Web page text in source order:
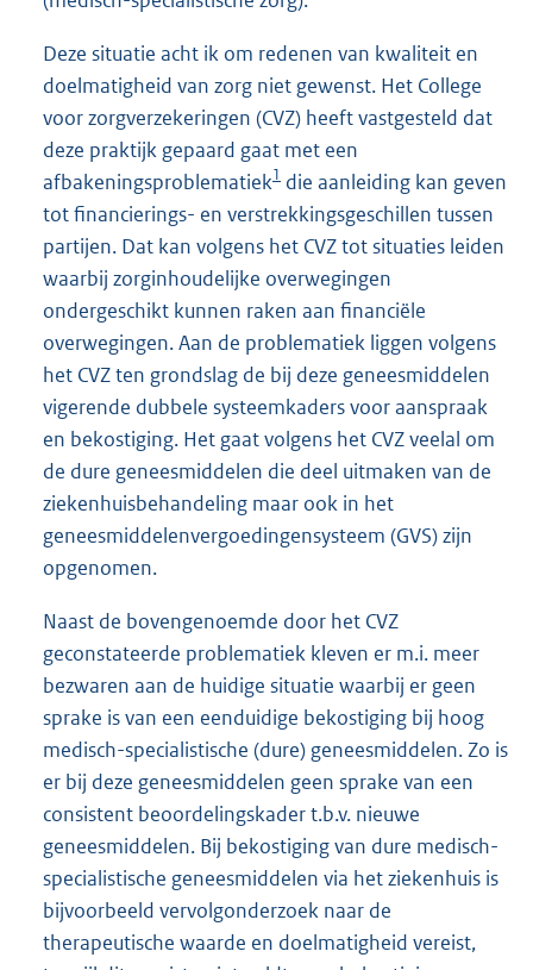
Deze situatie acht ik om redenen van kwaliteit en
doelmatigheid van zorg niet gewenst. Het College
voor zorgverzekeringen (CVZ) heeft vastgesteld dat
deze praktijk gepaard gaat met een
afbakeningsproblematiek1 die aanleiding kan geven
tot financierings- en verstrekkingsgeschillen tussen
partijen. Dat kan volgens het CVZ tot situaties leiden
waarbij zorginhoudelijke overwegingen
ondergeschikt kunnen raken aan financiële
overwegingen. Aan de problematiek liggen volgens
het CVZ ten grondslag de bij deze geneesmiddelen
vigerende dubbele systeemkaders voor aanspraak
en bekostiging. Het gaat volgens het CVZ veelal om
de dure geneesmiddelen die deel uitmaken van de
ziekenhuisbehandeling maar ook in het
geneesmiddelenvergoedingensysteem (GVS) zijn
opgenomen.
Naast de bovengenoemde door het CVZ
geconstateerde problematiek kleven er m.i. meer
bezwaren aan de huidige situatie waarbij er geen
sprake is van een eenduidige bekostiging bij hoog
medisch-specialistische (dure) geneesmiddelen. Zo is
er bij deze geneesmiddelen geen sprake van een
consistent beoordelingskader t.b.v. nieuwe
geneesmiddelen. Bij bekostiging van dure medisch-
specialistische geneesmiddelen via het ziekenhuis is
bijvoorbeeld vervolgonderzoek naar de
therapeutische waarde en doelmatigheid vereist,